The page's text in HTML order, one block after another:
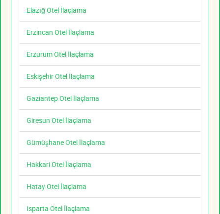
Elazığ Otel İlaçlama
Erzincan Otel İlaçlama
Erzurum Otel İlaçlama
Eskişehir Otel İlaçlama
Gaziantep Otel İlaçlama
Giresun Otel İlaçlama
Gümüşhane Otel İlaçlama
Hakkari Otel İlaçlama
Hatay Otel İlaçlama
Isparta Otel İlaçlama